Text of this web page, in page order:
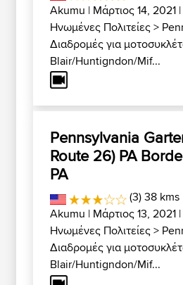
Akumu | Μάρτιος 14, 2021 |
Ηνωμένες Πολιτείες>
Διαδρομές για
Blair/Huntigndon/Mif...
Pennsylvania
Route 26) PA
PA
(3) 38 kms
Akumu | Μάρτιος 13, 2021 |
Ηνωμένες Πολιτείες>
Διαδρομές για
Blair/Huntigndon/Mif...